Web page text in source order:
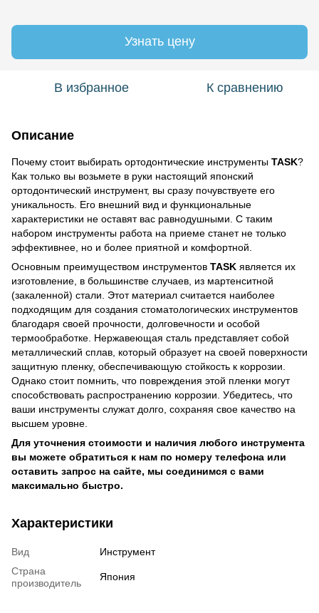
Узнать цену
В избранное К сравнению
Описание
Почему стоит выбирать ортодонтические инструменты TASK?
Как только вы возьмете в руки настоящий японский
ортодонтический инструмент, вы сразу почувствуете его
уникальность. Его внешний вид и функциональные
характеристики не оставят вас равнодушными. С таким
набором инструменты работа на приеме станет не только
эффективнее, но и более приятной и комфортной.
Основным преимуществом инструментов TASK является их
изготовление, в большинстве случаев, из мартенситной
(закаленной) стали. Этот материал считается наиболее
подходящим для создания стоматологических инструментов
благодаря своей прочности, долговечности и особой
термообработке. Нержавеющая сталь представляет собой
металлический сплав, который образует на своей поверхности
защитную пленку, обеспечивающую стойкость к коррозии.
Однако стоит помнить, что повреждения этой пленки могут
способствовать распространению коррозии. Убедитесь, что
ваши инструменты служат долго, сохраняя свое качество на
высшем уровне.
Для уточнения стоимости и наличия любого инструмента
вы можете обратиться к нам по номеру телефона или
оставить запрос на сайте, мы соединимся с вами
максимально быстро.
Характеристики
Вид
Инструмент
Страна
производитель
Япония